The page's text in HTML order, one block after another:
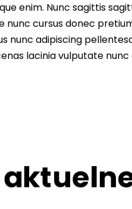
enim. Nunc sagittis
cursus donec
nunc adipiscing
lacinia vulputate